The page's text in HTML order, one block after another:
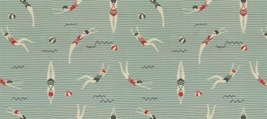
Kluge Tipps für ein
wohnliches Badezimmer
An den länger werdenden Tagen sehnen wir uns
wieder nach wohltuenden Wellnessstunden. Die
Badezimmerprofis Marianne und Josef Obermaier
gaben uns im Interview ihre besten Einrichtungstipps